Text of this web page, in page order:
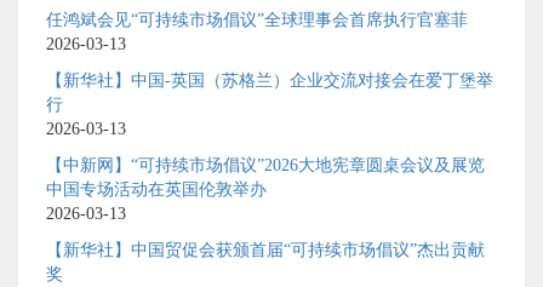
任鸿斌会见“可持续市场倡议”全球理事会首席执行官塞菲
2026-03-13
【新华社】中国-英国（苏格兰）企业交流对接会在爱丁堡举
行
2026-03-13
【中新网】“可持续市场倡议”2026大地宪章圆桌会议及展览
中国专场活动在英国伦敦举办
2026-03-13
【新华社】中国贸促会获颁首届“可持续市场倡议”杰出贡献
奖